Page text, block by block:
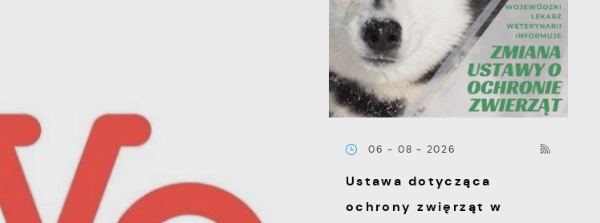
06 - 08 - 2026
Ustawa dotycząca
ochrony zwięrząt w